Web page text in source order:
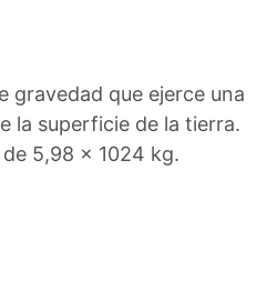
gravedad que ejerce una
la superficie de la tierra.
5,98 x 1024 kg.